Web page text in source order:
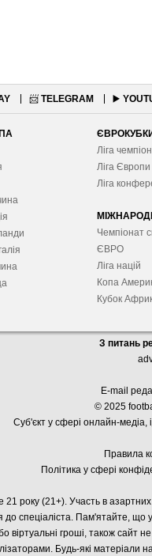
📨 TELEGRAM ▶️
Ліга
Ліга Європи
Ліга
Чемпіонат
ЄВРО
Ліга націй
Копа
Кубок
З питань
E-mail
© 2025
Суб'єкт у сфері онлайн-медіа, і
Правила
Політика у сфері
року (21+). Участь в
до спеціаліста. Пам'ятайте,
гроші, також сайт
Будь-які матеріали